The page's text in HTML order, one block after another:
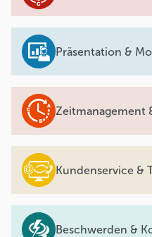
Präsentation &
Zeitmanagement
Kundenservice &
Beschwerden &